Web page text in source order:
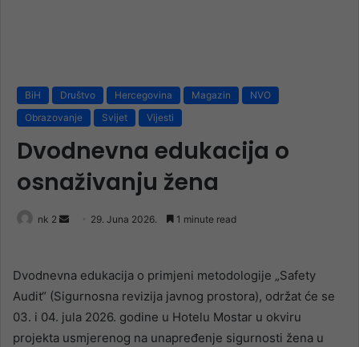
BiH Društvo Hercegovina Magazin
NVO
Obrazovanje
Svijet Vijesti
Dvodnevna edukacija o
osnaživanju žena
nk 2
Send 29. Juna 2026. 1 minute read
Dvodnevna edukacija o primjeni metodologije „Safety
Audit“ (Sigurnosna revizija javnog prostora), održat će se
03. i 04. jula 2026. godine u Hotelu Mostar u okviru
projekta usmjerenog na unapređenje sigurnosti žena u